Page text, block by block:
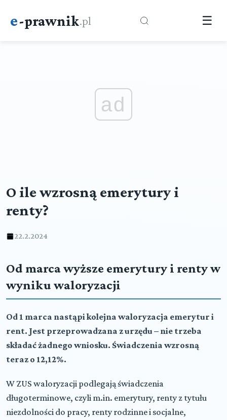
e-prawnik.pl ☰
ad
O ile wzrosną emerytury i
renty?
22.2.2024
Od marca wyższe emerytury i renty w
wyniku waloryzacji
Od 1 marca nastąpi kolejna waloryzacja emerytur i
rent. Jest przeprowadzana z urzędu – nie trzeba
składać żadnego wniosku. Świadczenia wzrosną
teraz o 12,12%.
W ZUS waloryzacji podlegają świadczenia
długoterminowe, czyli m.in. emerytury, renty z tytułu
niezdolności do pracy, renty rodzinne i socjalne,